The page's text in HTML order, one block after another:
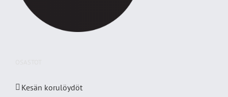
Kesän korulöydöt